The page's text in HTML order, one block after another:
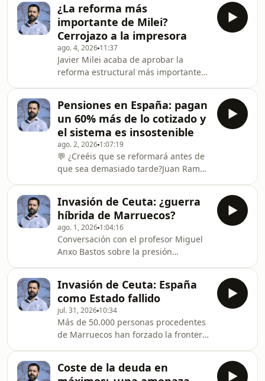
arbitraje especulativo, acaparamiento
y la necesidad de ra
See acast.com/privacy for more
information.
¿La reforma más
importante de Milei?
Cerrojazo a la impresora
ago. 4, 2026 11:37
Javier Milei acaba de aprobar la
reforma estructural más importante
reglas fiscales que ponen grilletes al
Tesoro argentino. Hosted on Acast.
See acast.com/privacy for more
information.
Pensiones en España: pagan
un 60% más de lo cotizado y
el sistema es insostenible
ago. 2, 2026 1:07:19
💬 ¿Creéis que se reformará antes de
que sea demasiado tarde?Juan Ramón
Espérides) sobre la insostenibilidad
del sistema público de pensiones en
España.Las pensiones son, de media,
un 60% más generosas de lo que se
ha cotizado. El sistema de reparto
genera un valor actual neto negativo
para los trabajadores actuales y la
Invasión de Ceuta: ¿guerra
híbrida de Marruecos?
ago. 1, 2026 1:04:16
Conversación con el profesor Miguel
Anxo Bastos sobre la presión
Estado español para defender su
soberanía territorial. Analizamos
también la dependencia de España
respecto al control fronterizo
marroquí y las debilidades de su
política exterior. Hosted on Acast. See
acast.com/privacy for more
information.
Invasión de Ceuta: España
como Estado fallido
jul. 31, 2026 10:34
Más de 50.000 personas procedentes
de Marruecos han forzado la frontera
more information.
Coste de la deuda en